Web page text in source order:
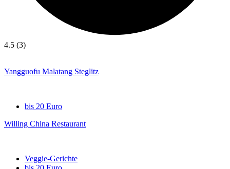
4.5 (3)
Yangguofu Malatang Steglitz
bis 20 Euro
Willing China Restaurant
Veggie-Gerichte